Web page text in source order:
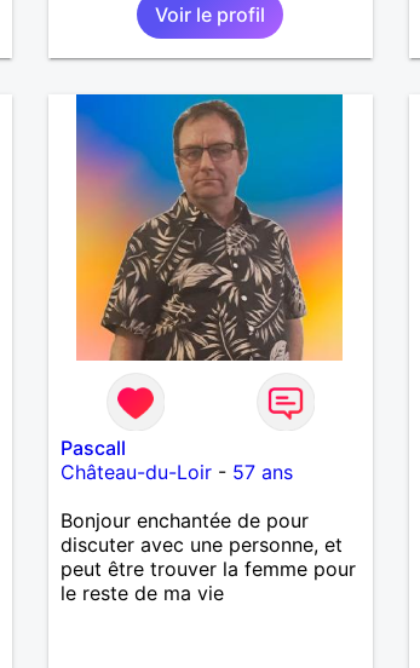
Voir le profil
Pascall
Château-du-Loir- 57 ans
Bonjour enchantée de pour
discuter avec une personne, et
peut être trouver la femme pour
le reste de ma vie